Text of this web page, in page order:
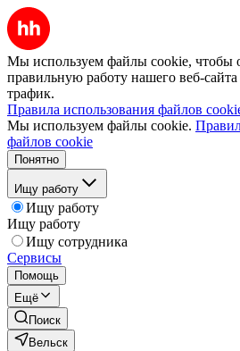
Мы используем файлы cookie, чтобы
правильную работу нашего веб-сайта
трафик.
Правила использования файлов
Мы используем файлы cookie.
файлов cookie
Понятно
Ищу работу
Ищу работу
Ищу работу
Ищу сотрудника
Сервисы
Помощь
Ещё
Поиск
Вельск